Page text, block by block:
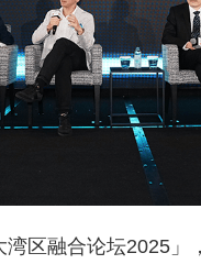
区融合论坛2025